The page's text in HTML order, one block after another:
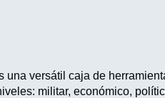
una versátil caja de
militar, económico,